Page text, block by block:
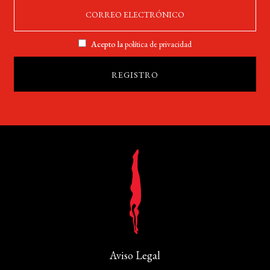
Acepto lapolítica de privacidad
Aviso Legal